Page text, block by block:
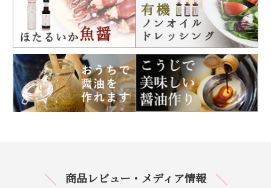
商品レビュー・メディア情報